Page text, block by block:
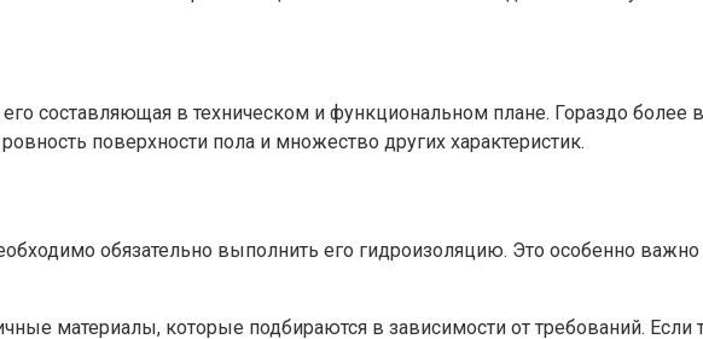
составляющая в техническом и функциональном плане. Гораздо
поверхности пола и множество других характеристик.
обязательно выполнить его гидроизоляцию. Это особенно
материалы, которые подбираются в зависимости от требований. Если